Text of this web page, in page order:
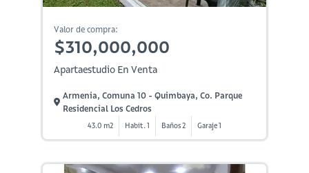
Valor de compra:
$310,000,000
Apartaestudio En Venta
Armenia, Comuna 10 - Quimbaya, Co. Parque
Residencial Los Cedros
43.0 m2 Habit. 1 Baños 2 Garaje 1